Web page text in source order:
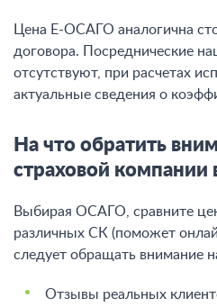
Цена Е-ОСАГО аналогична
договора. Посреднические
отсутствуют, при расчетах
актуальные сведения о
На что обратить
страховой компании
Выбирая ОСАГО, сравните
различных СК (поможет
следует обращать внимание
Отзывы реальных